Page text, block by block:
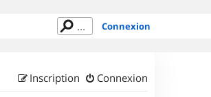
Connexion
Connexion
Inscription